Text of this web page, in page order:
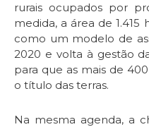
rurais ocupados por
medida, a área de
como um modelo de
2020 e volta à gestão
para que as mais de
o título das terras.
Na mesma agenda, a